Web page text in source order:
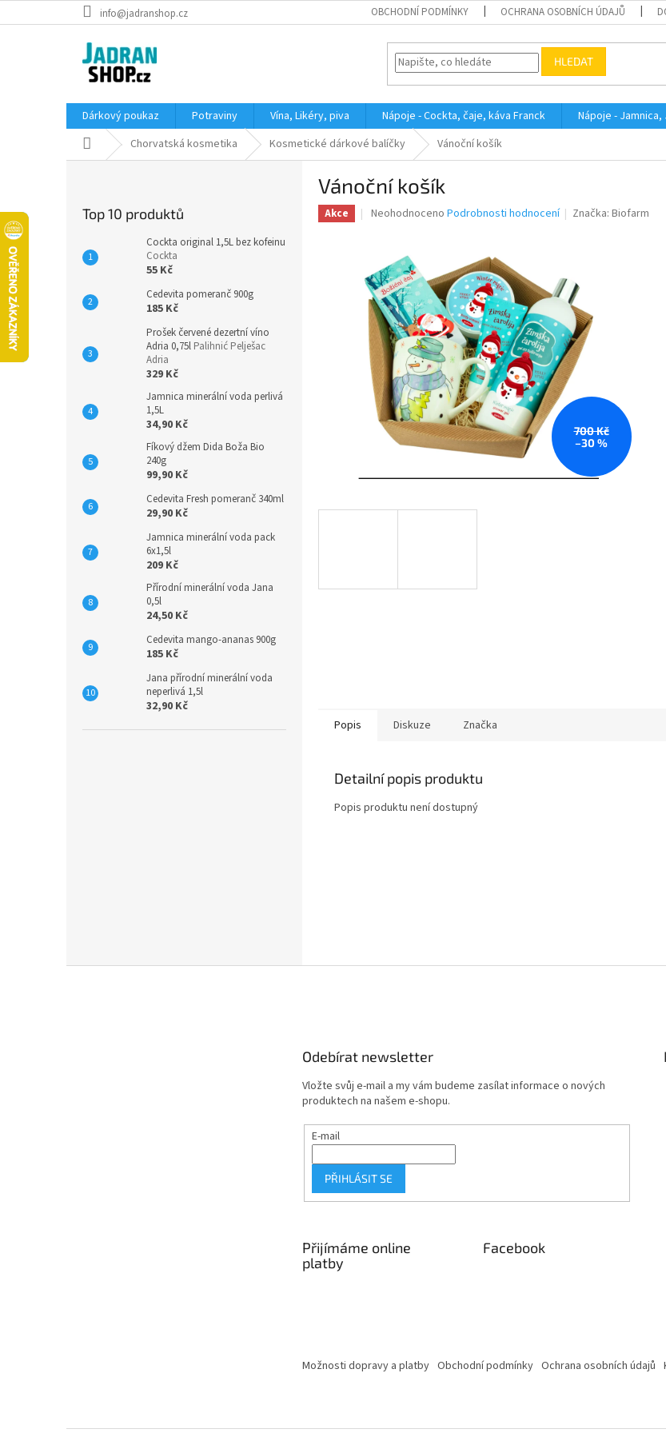
na
info@jadranshop.cz OBCHODNÍ PODMÍNKY OCHRANA OSOBNÍCH ÚDAJŮ
HLEDAT
Dárkový poukaz Potraviny Vína, Likéry, piva Nápoje - Cockta, čaje, káva Franck Nápoje - Jamnica,
Domů Chorvatská kosmetika Kosmetické dárkové balíčky Vánoční košík
Top 10 produktů
Cockta original 1,5L bez kofeinu
Cockta
55 Kč
Cedevita pomeranč 900g
185 Kč
Prošek červené dezertní víno
Adria 0,75l Palihnić Pelješac
Adria
329 Kč
Jamnica minerální voda perlivá
1,5L
34,90 Kč
Fíkový džem Dida Boža Bio
240g
99,90 Kč
Cedevita Fresh pomeranč 340ml
29,90 Kč
Jamnica minerální voda pack
6x1,5l
209 Kč
Přírodní minerální voda Jana
0,5l
24,50 Kč
Cedevita mango-ananas 900g
185 Kč
Jana přírodní minerální voda
neperlivá 1,5l
32,90 Kč
Vánoční košík
Akce
Průměrné
0,0
z
5
hvězdiček.
Neohodnoceno Podrobnosti hodnocení Značka:Biofarm
700 Kč
–30 %
Popis Diskuze Značka
Detailní popis produktu
Popis produktu není dostupný
Odebírat newsletter
Vložte svůj e-mail a my vám budeme zasílat informace o nových
produktech na našem e-shopu.
E-mail
PŘIHLÁSIT SE
Přijímáme online
platby
Facebook
Možnosti dopravy a platby Obchodní podmínky Ochrana osobních údajů